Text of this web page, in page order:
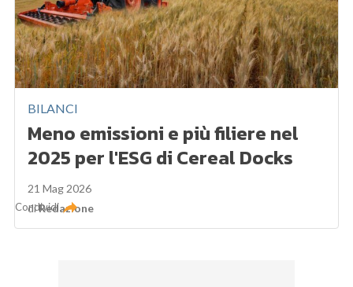
BILANCI
Meno emissioni e più filiere nel
2025 per l'ESG di Cereal Docks
21 Mag 2026
diRedazione
Condividi